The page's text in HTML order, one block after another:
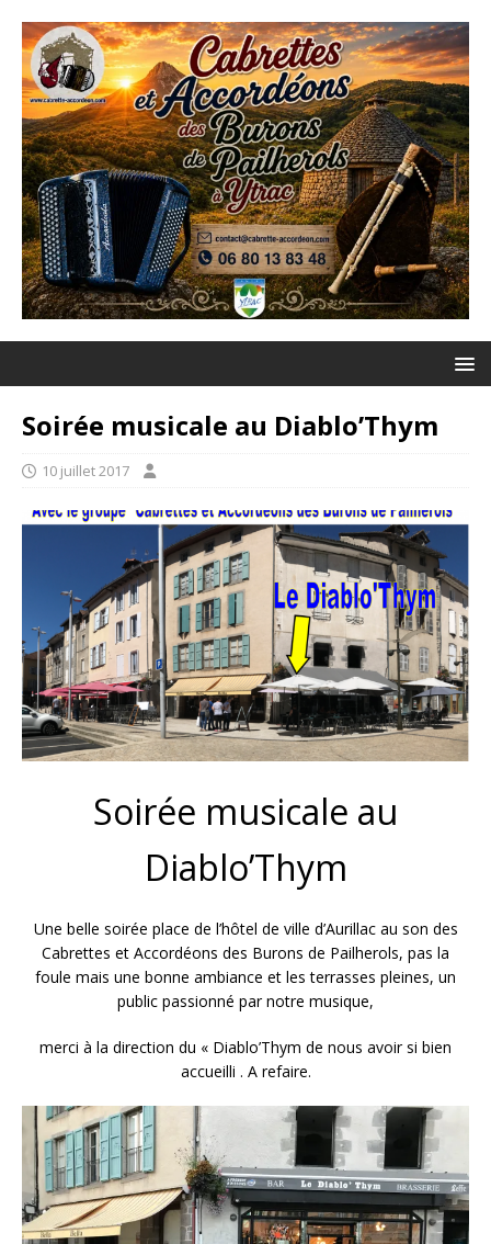
Soirée musicale au Diablo’Thym
10 juillet 2017
Soirée musicale au
Diablo’Thym
Une belle soirée place de l’hôtel de ville d’Aurillac au son des
Cabrettes et Accordéons des Burons de Pailherols, pas la
foule mais une bonne ambiance et les terrasses pleines, un
public passionné par notre musique,
merci à la direction du « Diablo’Thym de nous avoir si bien
accueilli . A refaire.